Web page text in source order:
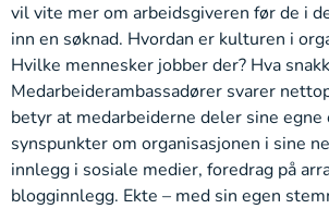
vil vite mer om arbeidsgiveren før de i
inn en søknad. Hvordan er kulturen i
Hvilke mennesker jobber der? Hva
Medarbeiderambassadører svarer
betyr at medarbeiderne deler sine
synspunkter om organisasjonen i sine
innlegg i sosiale medier, foredrag på
blogginnlegg. Ekte – med sin egen